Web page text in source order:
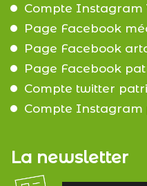
Compte Instagram
Page Facebook
Page Facebook
Page Facebook
Compte twitter
Compte Instagram
La newsletter